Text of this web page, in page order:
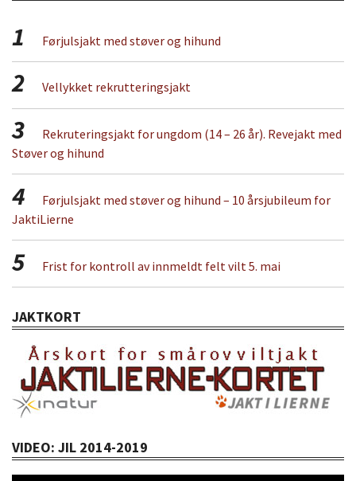
1 Førjulsjakt med støver og hihund
2 Vellykket rekrutteringsjakt
3
Rekruteringsjakt for ungdom (14 – 26 år). Revejakt med
Støver og hihund
4
Førjulsjakt med støver og hihund – 10 årsjubileum for
JaktiLierne
5 Frist for kontroll av innmeldt felt vilt 5. mai
JAKTKORT
VIDEO: JIL 2014-2019